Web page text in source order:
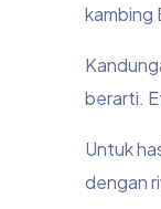
kambing
berarti.
Untuk
dengan